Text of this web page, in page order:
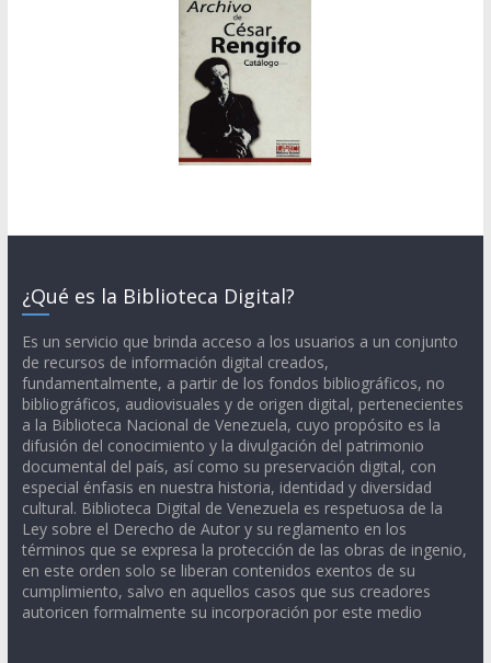
¿Qué es la Biblioteca Digital?
Es un servicio que brinda acceso a los usuarios a un conjunto
de recursos de información digital creados,
fundamentalmente, a partir de los fondos bibliográficos, no
bibliográficos, audiovisuales y de origen digital, pertenecientes
a la Biblioteca Nacional de Venezuela, cuyo propósito es la
difusión del conocimiento y la divulgación del patrimonio
documental del país, así como su preservación digital, con
especial énfasis en nuestra historia, identidad y diversidad
cultural. Biblioteca Digital de Venezuela es respetuosa de la
Ley sobre el Derecho de Autor y su reglamento en los
términos que se expresa la protección de las obras de ingenio,
en este orden solo se liberan contenidos exentos de su
cumplimiento, salvo en aquellos casos que sus creadores
autoricen formalmente su incorporación por este medio